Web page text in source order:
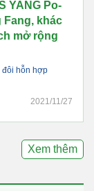
YANG Po-
Fang, khác
mở rộng
đôi hỗn hợp
2021/11/27
Xem thêm